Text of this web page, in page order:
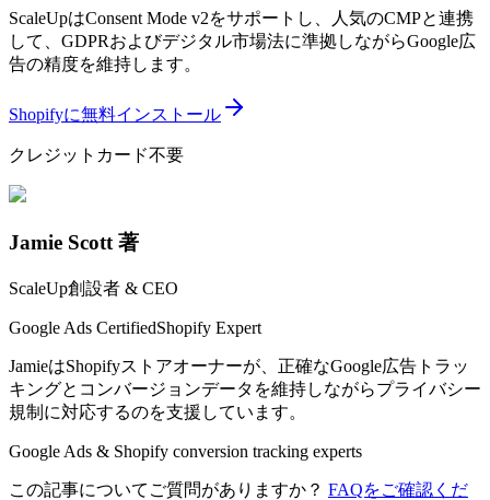
ScaleUpはConsent Mode v2をサポートし、人気のCMPと連携
して、GDPRおよびデジタル市場法に準拠しながらGoogle広
告の精度を維持します。
Shopifyに無料インストール
クレジットカード不要
Jamie Scott 著
ScaleUp創設者 & CEO
Google Ads CertifiedShopify Expert
JamieはShopifyストアオーナーが、正確なGoogle広告トラッ
キングとコンバージョンデータを維持しながらプライバシー
規制に対応するのを支援しています。
Google Ads & Shopify conversion tracking experts
この記事についてご質問がありますか？ FAQをご確認くだ